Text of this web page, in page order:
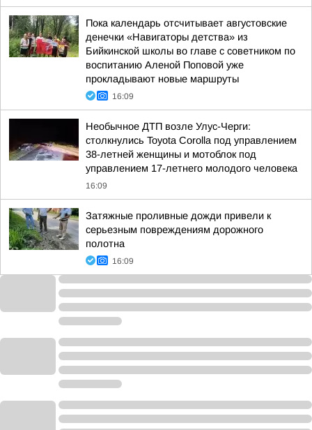
Пока календарь отсчитывает августовские
денечки «Навигаторы детства» из
Бийкинской школы во главе с советником по
воспитанию Аленой Поповой уже
прокладывают новые маршруты
16:09
Необычное ДТП возле Улус-Черги:
столкнулись Toyota Corolla под управлением
38-летней женщины и мотоблок под
управлением 17-летнего молодого человека
16:09
Затяжные проливные дожди привели к
серьезным повреждениям дорожного
полотна
16:09